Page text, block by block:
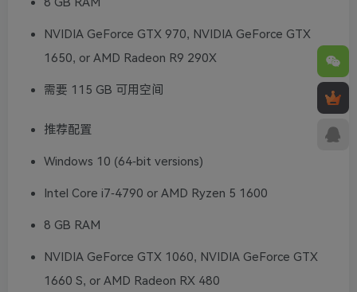
NVIDIA GeForce GTX 970, NVIDIA GeForce GTX
1650, or AMD Radeon R9 290X
需要 115 GB 可用空间
推荐配置
Windows 10 (64-bit versions)
Intel Core i7-4790 or AMD Ryzen 5 1600
8 GB RAM
NVIDIA GeForce GTX 1060, NVIDIA GeForce GTX
1660 S, or AMD Radeon RX 480